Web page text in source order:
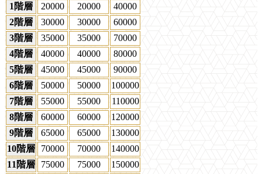
1階層 20000 20000
40000
2階層
30000 30000
60000
3階層
35000 35000
70000
4階層
40000 40000
80000
5階層
45000 45000
90000
6階層
50000 50000
100000
7階層
55000 55000
110000
8階層
60000 60000
120000
9階層
65000 65000
130000
10階層
70000 70000
140000
11階層
75000 75000
150000